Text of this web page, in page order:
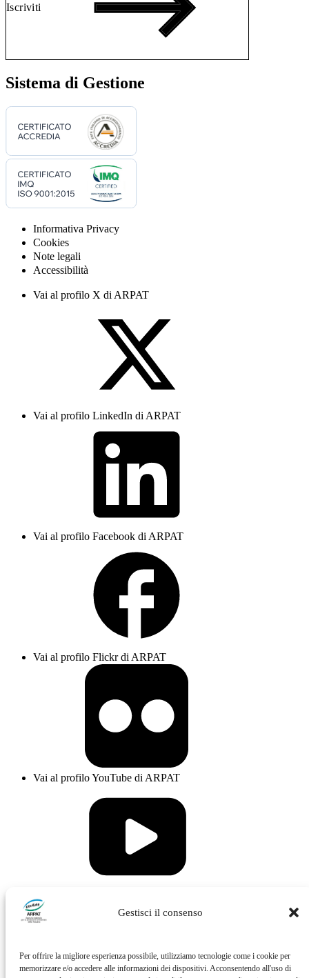
Gestisci il consenso
Per offrire la migliore esperienza possibile, utilizziamo tecnologie come i cookie per
memorizzare e/o accedere alle informazioni dei dispositivi. Acconsentendo all'uso di
Iscriviti
Sistema di Gestione
Informativa Privacy
Cookies
Note legali
Accessibilità
Vai al profilo X di ARPAT
Vai al profilo LinkedIn di ARPAT
Vai al profilo Facebook di ARPAT
Vai al profilo Flickr di ARPAT
Vai al profilo YouTube di ARPAT
Vai al profilo Issuu di ARPAT